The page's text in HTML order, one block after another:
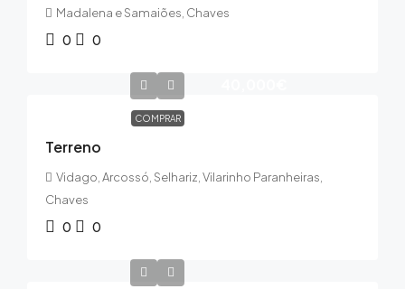
Madalena e Samaiões, Chaves
0 0
COMPRAR
Terreno
Vidago, Arcossó, Selhariz, Vilarinho Paranheiras,
Chaves
0 0